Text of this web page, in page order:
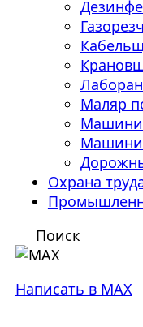
Маляр
Охрана
Поиск
Написать в MAX